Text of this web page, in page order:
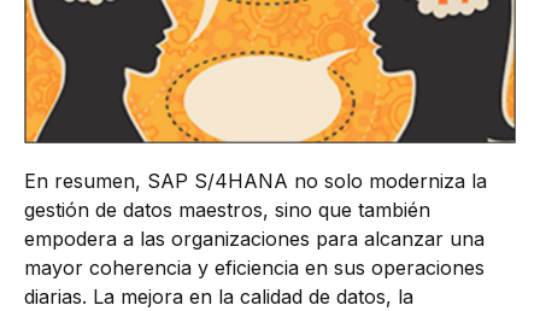
En resumen, SAP S/4HANA no solo moderniza la
gestión de datos maestros, sino que también
empodera a las organizaciones para alcanzar una
mayor coherencia y eficiencia en sus operaciones
diarias. La mejora en la calidad de datos, la